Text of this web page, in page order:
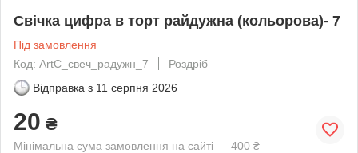
Свічка цифра в торт райдужна (кольорова)- 7
Під замовлення
Код: ArtC_свеч_радужн_7
Роздріб
Відправка з 11 серпня 2026
20 ₴
Мінімальна сума замовлення на сайті — 400 ₴